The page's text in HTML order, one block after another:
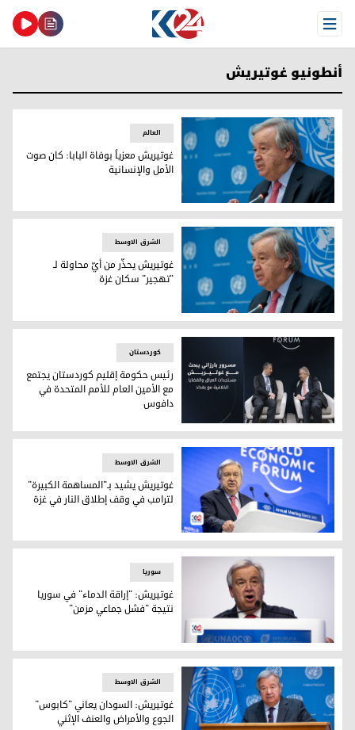
Open Menu
أنطونيو غوتيريش
الأمين العام للأمم المتحدة أنطونيو غوتيريش
العالم
غوتيريش معزياً بوفاة البابا: كان صوت
الأمل والإنسانية
الأمين العام للأمم المتحدة أنطونيو غوتيريش
الشرق الاوسط
غوتيريش يحذّر من أيّ محاولة لـ
"تهجير" سكان غزة
رئيس حكومة إقليم كوردستان مسرور بارزاني والأمين العام
کوردستان
رئيس حكومة إقليم كوردستان يجتمع
مع الأمين العام للأمم المتحدة في
دافوس
الأمين العام للأمم المتحدة أنطونيو غوتيريش
الشرق الاوسط
غوتيريش يشيد بـ"المساهمة الكبيرة"
لترامب في وقف إطلاق النار في غزة
الأمين العام للأمم المتحدة أنطونيو غوتيريش
سوریا
غوتيريش: "إراقة الدماء" في سوريا
نتيجة "فشل جماعي مزمن"
الشرق الاوسط
غوتيريش: السودان يعاني "كابوس"
الجوع والأمراض والعنف الإثني